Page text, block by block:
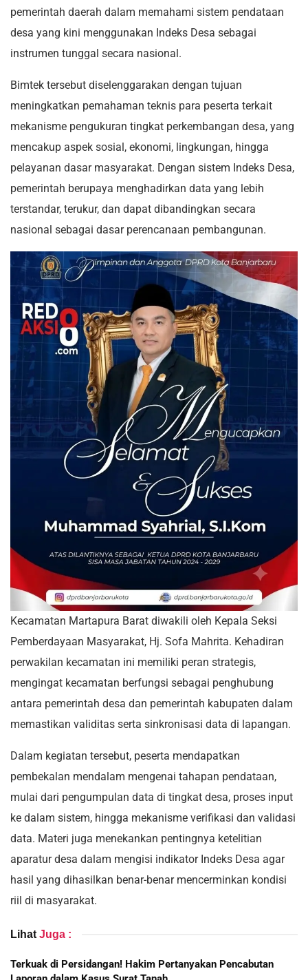
pemerintah daerah dalam memahami sistem pendataan
desa yang kini menggunakan Indeks Desa sebagai
instrumen tunggal secara nasional.
Bimtek tersebut diselenggarakan dengan tujuan
meningkatkan pemahaman teknis para peserta terkait
mekanisme pengukuran tingkat perkembangan desa, yang
mencakup aspek sosial, ekonomi, lingkungan, hingga
pelayanan dasar masyarakat. Dengan sistem Indeks Desa,
pemerintah berupaya menghadirkan data yang lebih
terstandar, terukur, dan dapat dibandingkan secara
nasional sebagai dasar perencanaan pembangunan.
Kecamatan Martapura Barat diwakili oleh Kepala Seksi
Pemberdayaan Masyarakat, Hj. Sofa Mahrita. Kehadiran
perwakilan kecamatan ini memiliki peran strategis,
mengingat kecamatan berfungsi sebagai penghubung
antara pemerintah desa dan pemerintah kabupaten dalam
memastikan validitas serta sinkronisasi data di lapangan.
Dalam kegiatan tersebut, peserta mendapatkan
pembekalan mendalam mengenai tahapan pendataan,
mulai dari pengumpulan data di tingkat desa, proses input
ke dalam sistem, hingga mekanisme verifikasi dan validasi
data. Materi juga menekankan pentingnya ketelitian
aparatur desa dalam mengisi indikator Indeks Desa agar
hasil yang dihasilkan benar-benar mencerminkan kondisi
riil di masyarakat.
Lihat Juga :
Terkuak di Persidangan! Hakim Pertanyakan Pencabutan